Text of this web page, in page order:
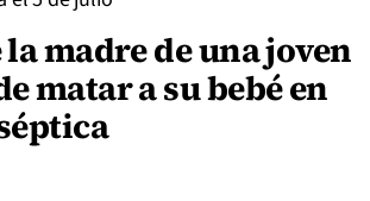
madre de una joven
matar a su bebé en